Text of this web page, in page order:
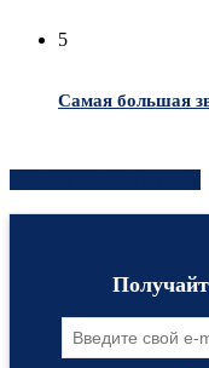
5
Самая большая